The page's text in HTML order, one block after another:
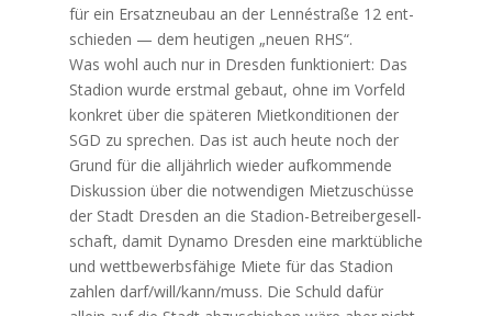
für ein Ersatz­neu­bau an der Len­né­stra­ße 12 ent­
schie­den — dem heu­ti­gen „neu­en RHS“.
Was wohl auch nur in Dres­den funk­tio­niert: Das
Sta­di­on wur­de erst­mal gebaut, ohne im Vor­feld
kon­kret über die spä­te­ren Miet­kon­di­tio­nen der
SGD zu spre­chen. Das ist auch heu­te noch der
Grund für die all­jähr­lich wie­der auf­kom­men­de
Dis­kus­si­on über die not­wen­di­gen Miet­zu­schüs­se
der Stadt Dres­den an die Sta­di­on-Betrei­ber­ge­sell­
schaft, damit Dyna­mo Dres­den eine markt­üb­li­che
und wett­be­werbs­fä­hi­ge Mie­te für das Sta­di­on
zah­len darf/will/kann/muss. Die Schuld dafür